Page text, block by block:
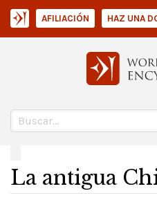
AFILIACIÓN HAZ UNA
La antigua